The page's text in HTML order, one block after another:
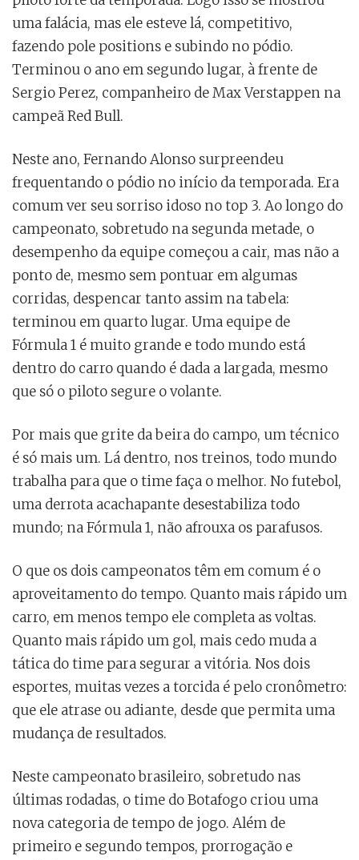
uma falácia, mas ele esteve lá, competitivo,
fazendo pole positions e subindo no pódio.
Terminou o ano em segundo lugar, à frente de
Sergio Perez, companheiro de Max Verstappen na
campeã Red Bull.
Neste ano, Fernando Alonso surpreendeu
frequentando o pódio no início da temporada. Era
comum ver seu sorriso idoso no top 3. Ao longo do
campeonato, sobretudo na segunda metade, o
desempenho da equipe começou a cair, mas não a
ponto de, mesmo sem pontuar em algumas
corridas, despencar tanto assim na tabela:
terminou em quarto lugar. Uma equipe de
Fórmula 1 é muito grande e todo mundo está
dentro do carro quando é dada a largada, mesmo
que só o piloto segure o volante.
Por mais que grite da beira do campo, um técnico
é só mais um. Lá dentro, nos treinos, todo mundo
trabalha para que o time faça o melhor. No futebol,
uma derrota acachapante desestabiliza todo
mundo; na Fórmula 1, não afrouxa os parafusos.
O que os dois campeonatos têm em comum é o
aproveitamento do tempo. Quanto mais rápido um
carro, em menos tempo ele completa as voltas.
Quanto mais rápido um gol, mais cedo muda a
tática do time para segurar a vitória. Nos dois
esportes, muitas vezes a torcida é pelo cronômetro:
que ele atrase ou adiante, desde que permita uma
mudança de resultados.
Neste campeonato brasileiro, sobretudo nas
últimas rodadas, o time do Botafogo criou uma
nova categoria de tempo de jogo. Além de
primeiro e segundo tempos, prorrogação e